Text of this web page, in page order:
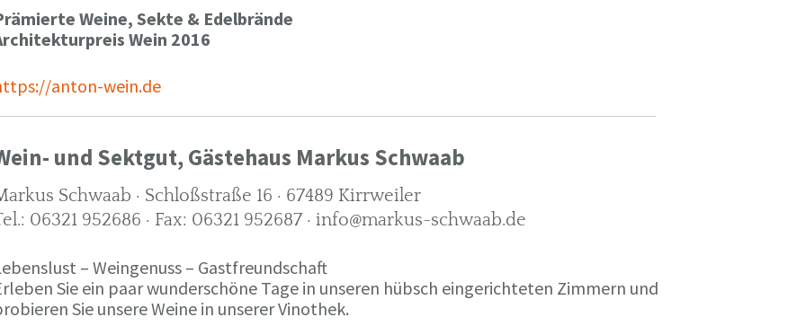
Weine, Sekte & Edelbrände
Wein 2016
anton-wein.de
und Sektgut, Gästehaus Markus Schwaab
Schwaab · Schloßstraße 16 · 67489 Kirrweiler
06321 952686 · Fax: 06321 952687 · info@markus-schwaab.de
– Weingenuss – Gastfreundschaft
Sie ein paar wunderschöne Tage in unseren hübsch eingerichteten Zimmern und
Sie unsere Weine in unserer Vinothek.